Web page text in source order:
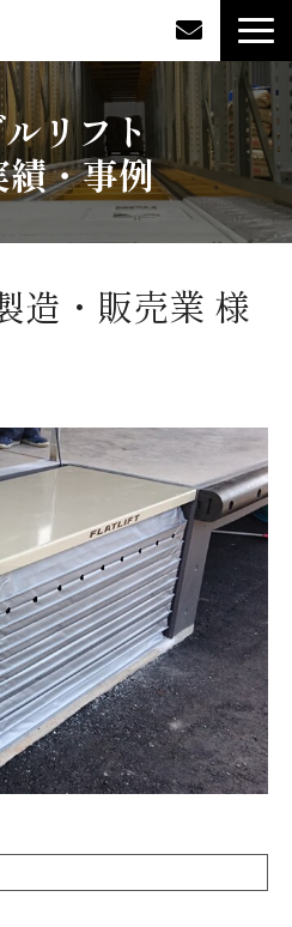
リフト
・事例
造・販売業 様